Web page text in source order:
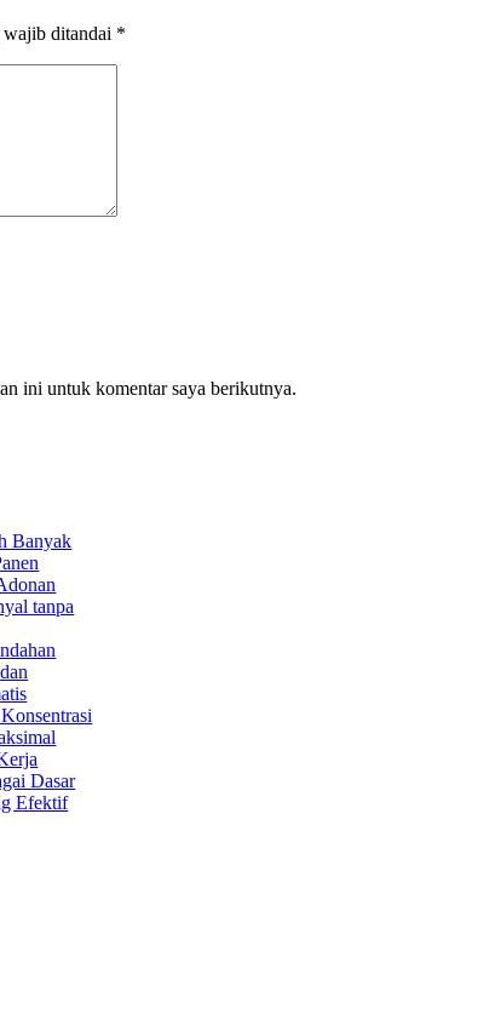
wajib ditandai *
ini untuk komentar saya berikutnya.
Banyak
tanpa
Dasar
Efektif